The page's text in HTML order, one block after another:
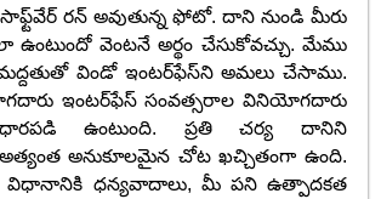
రన్ అవుతున్న ఫోటో. దాని నుండి మీరు
ఉంటుందో వెంటనే అర్థం చేసుకోవచ్చు. మేము
మద్దతుతో విండో ఇంటర్‌ఫేస్‌ని అమలు చేసాము.
ఇంటర్‌ఫేస్ సంవత్సరాల వినియోగదారు
ఉంటుంది. ప్రతి చర్య దానిని
అనుకూలమైన చోట ఖచ్చితంగా ఉంది.
విధానానికి ధన్యవాదాలు, మీ పని ఉత్పాదకత